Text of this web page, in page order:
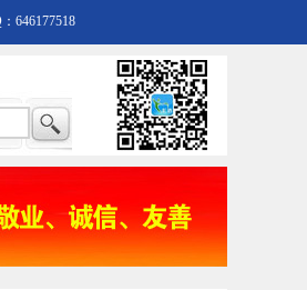
646177518